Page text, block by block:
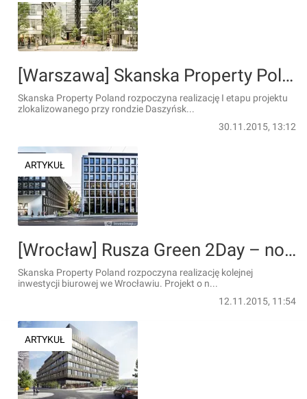
[Warszawa] Skanska Property Poland startuje z budową Generation Park w Warszawie
Skanska Property Poland rozpoczyna realizację I etapu projektu
zlokalizowanego przy rondzie Daszyńsk...
30.11.2015, 13:12
ARTYKUŁ
[Wrocław] Rusza Green 2Day – nowy projekt Skanska Property Poland we Wrocławiu
Skanska Property Poland rozpoczyna realizację kolejnej
inwestycji biurowej we Wrocławiu. Projekt o n...
12.11.2015, 11:54
ARTYKUŁ